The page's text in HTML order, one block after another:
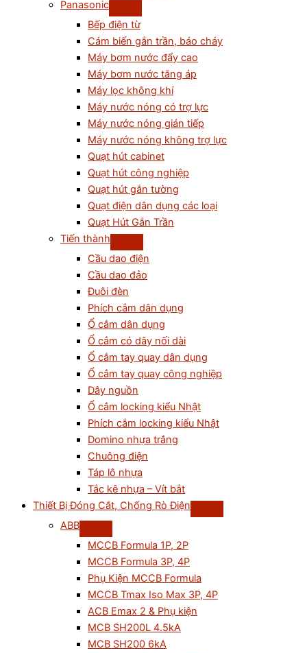
Panasonic
Bếp điện từ
Cám biến gắn trần, báo cháy
Máy bơm nước đẩy cao
Máy bơm nước tăng áp
Máy lọc không khí
Máy nước nóng có trợ lực
Máy nước nóng gián tiếp
Máy nước nóng không trợ lực
Quạt hút cabinet
Quạt hút công nghiệp
Quạt hút gắn tường
Quạt điện dân dụng các loại
Quạt Hút Gắn Trần
Tiến thành
Cầu dao điện
Cầu dao đảo
Đuôi đèn
Phích cắm dân dụng
Ổ cắm dân dụng
Ổ cắm có dây nối dài
Ổ cắm tay quay dân dụng
Ổ cắm tay quay công nghiệp
Dây nguồn
Ổ cắm locking kiểu Nhật
Phích cắm locking kiểu Nhật
Domino nhựa trắng
Chuông điện
Táp lô nhựa
Tắc kê nhựa – Vít bắt
Thiết Bị Đóng Cắt, Chống Rò Điện
ABB
MCCB Formula 1P, 2P
MCCB Formula 3P, 4P
Phụ Kiện MCCB Formula
MCCB Tmax Iso Max 3P, 4P
ACB Emax 2 & Phụ kiện
MCB SH200L 4.5kA
MCB SH200 6kA